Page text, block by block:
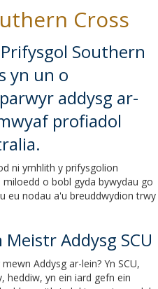
Cross
Southern
yn un o
addysg ar-
profiadol
ni ymhlith y prifysgolion
o bobl gyda bywydau go
eu nodau a'u breuddwydion trwy
Addysg SCU
Addysg ar-lein? Yn SCU,
heddiw, yn ein iard gefn ein